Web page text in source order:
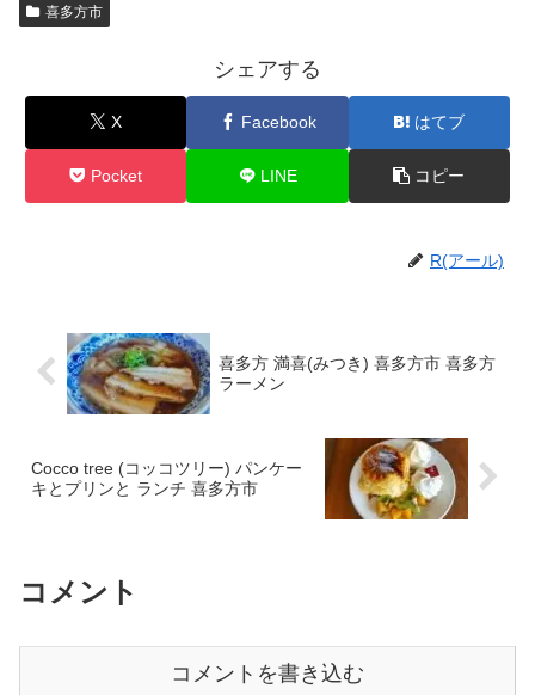
喜多方市
シェアする
X Facebook はてブ
Pocket LINE コピー
R(アール)
喜多方 満喜(みつき) 喜多方市 喜多方
ラーメン
Cocco tree (コッコツリー) パンケー
キとプリンと ランチ 喜多方市
コメント
コメントを書き込む